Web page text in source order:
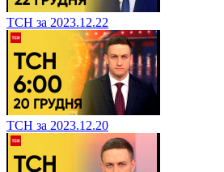
ТСН за 2023.12.22
ТСН за 2023.12.20